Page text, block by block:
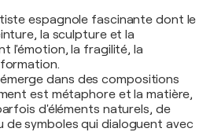
espagnole fascinante dont le
la sculpture et la
l'émotion, la fragilité, la
dans des compositions
est métaphore et la matière,
d'éléments naturels, de
de symboles qui dialoguent avec